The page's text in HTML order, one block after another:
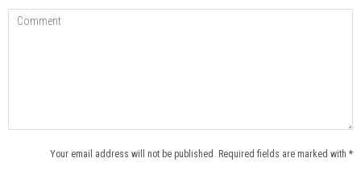
Your email address will not be published. Required fields are marked with *